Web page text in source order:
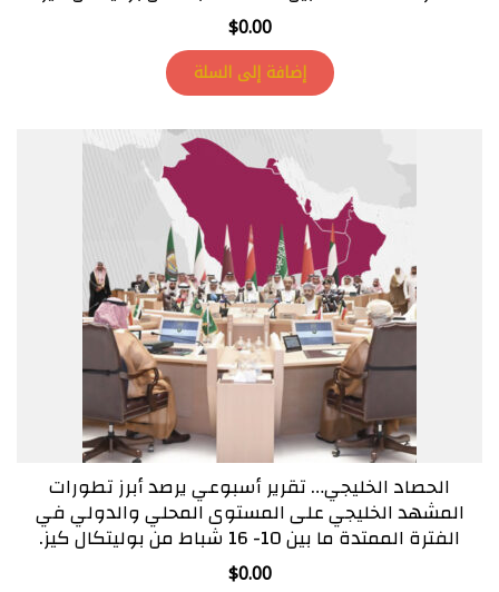
$0.00
إضافة إلى السلة
الحصاد الخليجي… تقرير أسبوعي يرصد أبرز تطورات
المشهد الخليجي على المستوى المحلي والدولي في
الفترة الممتدة ما بين 10- 16 شباط من بوليتكال كيز.
$0.00